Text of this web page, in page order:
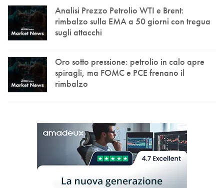
Analisi Prezzo Petrolio WTI e Brent:
rimbalzo sulla EMA a 50 giorni con tregua
sugli attacchi
Oro sotto pressione: petrolio in calo apre
spiragli, ma FOMC e PCE frenano il
rimbalzo